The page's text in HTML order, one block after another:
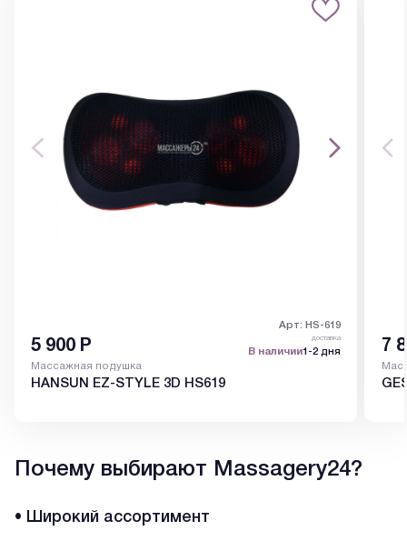
Арт: HS-619
5 900 Р доставка
В наличии1-2 дня
Массажная подушка
HANSUN EZ-STYLE 3D HS619
7
Почему выбирают Massagery24?
• Широкий ассортимент